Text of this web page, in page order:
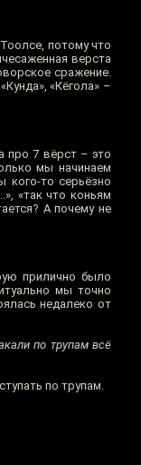
потому что
верста
сражение.
«Кёгола» –
про 7 вёрст – это
мы начинаем
кого-то серьёзно
«так что коньям
А почему не
прилично было
мы точно
недалеко от
по трупам всё
по трупам.